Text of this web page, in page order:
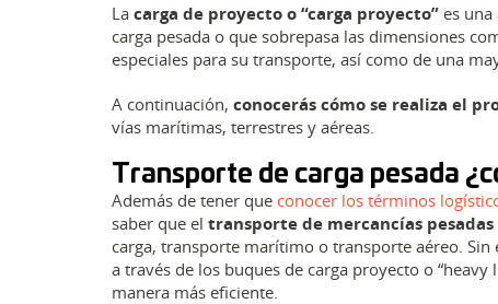
La carga de proyecto o “carga proyecto” es
carga pesada o que sobrepasa las dimensiones
especiales para su transporte, así como de una
A continuación, conocerás cómo se realiza el
vías marítimas, terrestres y aéreas.
Transporte de carga pesada
Además de tener que conocer los términos
saber que el transporte de mercancías
carga, transporte marítimo o transporte aéreo.
a través de los buques de carga proyecto o
manera más eficiente.